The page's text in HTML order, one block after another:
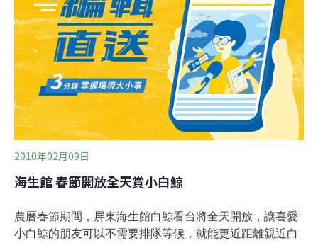
計目前僅剩321隻野生庫克灣白鯨，比起過去的1300隻已
大量減少。此主要族群在2008年10月被美國聯邦《瀕危物
種法案》列為瀕危物種。之前，阿拉斯加州政府對於將庫
克灣白鯨列入瀕危物種一事提出訴訟，而生物多樣性中心
和其他相關機構目前正展開防衛戰，以捍衛漁業局。庫克
灣白鯨構成了一
2010年02月09日
海生館 春節開放全天賞小白鯨
農曆春節期間，屏東海生館白鯨看台將全天開放，讓喜愛
小白鯨的朋友可以不需要排隊等候，就能更近距離親近白